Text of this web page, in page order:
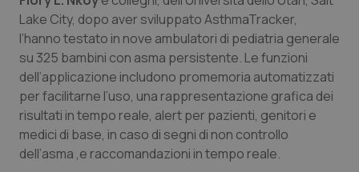
Lombardia
Marche
Molise
Piemonte
Dolore
Donna & Salute
Epatiti
HIV
Lake City, dopo aver sviluppato AsthmaTracker,
l’hanno testato in nove ambulatori di pediatria generale
su 325 bambini con asma persistente. Le funzioni
dell’applicazione includono promemoria automatizzati
per facilitarne l’uso, una rappresentazione grafica dei
risultati in tempo reale, alert per pazienti, genitori e
medici di base, in caso di segni di non controllo
dell’asma ,e raccomandazioni in tempo reale.